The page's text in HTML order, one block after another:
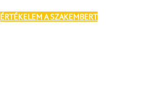
ÉRTÉKELEM A SZAKEMBERT